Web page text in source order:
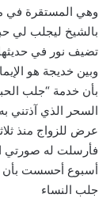
وهي المستقرة في
بالشيخ ليجلب لي
تضيف نور في
وبين خديجة هو
بأن خدمة “جلب
السحر الذي آذتني
عرض للزواج منذ
فأرسلت له صورتي
أسبوع أحسست بأن
جلب النساء